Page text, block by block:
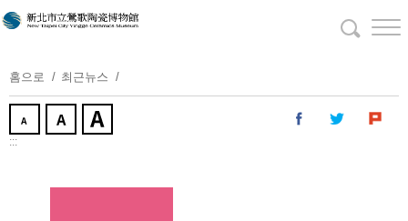
주
요
용
보
홈으로 최근뉴스
:::